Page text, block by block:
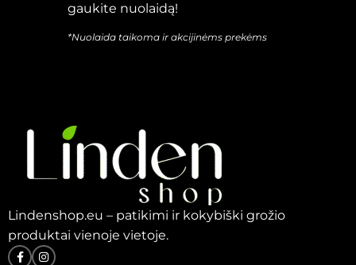
gaukite nuolaidą!
*Nuolaida taikoma ir akcijinėms prekėms
Lindenshop.eu – patikimi ir kokybiški grožio
produktai vienoje vietoje.